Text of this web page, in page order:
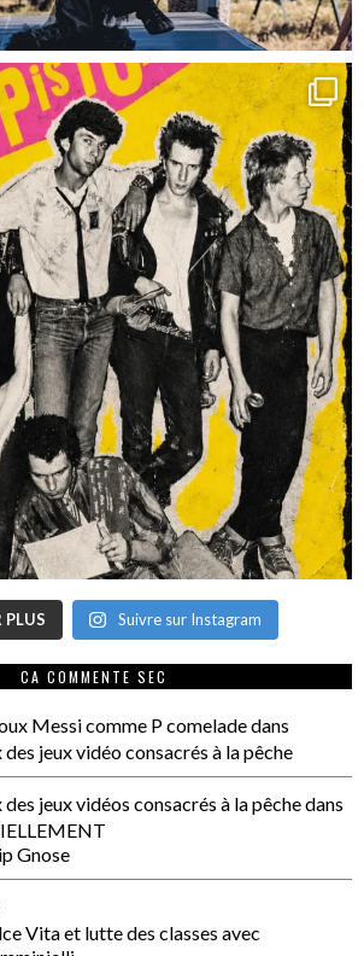
PLUS Suivre sur Instagram
CA COMMENTE SEC
Messi comme P comeladedans
jeux vidéo consacrés à la pêche
jeux vidéos consacrés à la pêchedans
Gnose
Vita et lutte des classes avec